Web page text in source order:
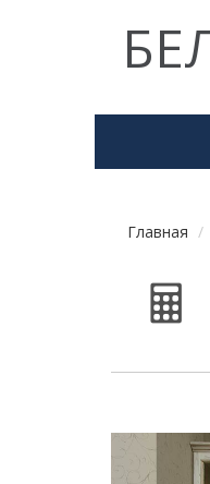
Главная